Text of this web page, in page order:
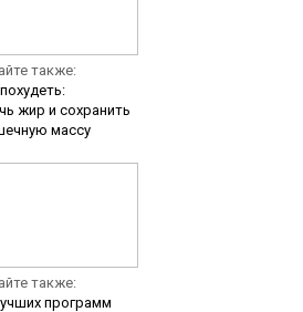
также:
жир и сохранить
массу
также:
программ